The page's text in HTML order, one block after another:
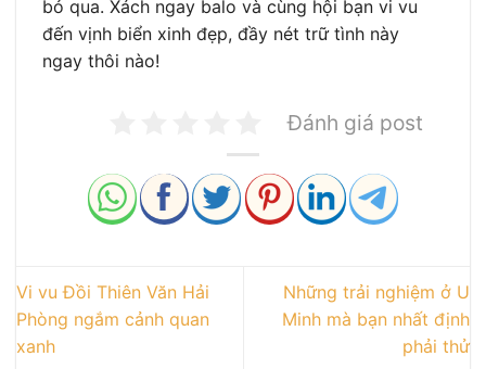
bỏ qua. Xách ngay balo và cùng hội bạn vi vu
đến vịnh biển xinh đẹp, đầy nét trữ tình này
ngay thôi nào!
Đánh giá post
Vi vu Đồi Thiên Văn Hải
Phòng ngắm cảnh quan
xanh
Những trải nghiệm ở U
Minh mà bạn nhất định
phải thử